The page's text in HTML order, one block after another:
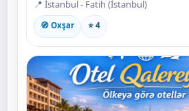
📍 İstanbul - Fatih (İstanbul)
🧭 Oxşar ⭐ 4